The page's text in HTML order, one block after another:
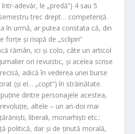
adevăr, le „predă”) 4 sau 5
trec drept… competență.
în urmă, ar putea constata că, din
forțe și risipă de „sclipiri”
rămân, ici și colo, câte un articol
ori revuistic, și acelea scrise
adică în vederea unei burse
(și el… „copt”) în străinătate.
dintre personajele acestea,
altele – un an-doi mai
liberali, monarhiști etc.:
politică, dar și de ținută morală,